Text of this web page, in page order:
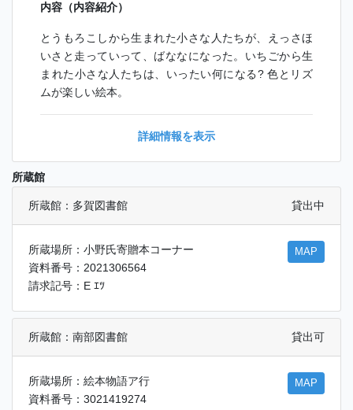
内容（内容紹介）
とうもろこしから生まれた小さな人たちが、えっさほ
いさと走っていって、ばななになった。いちごから生
まれた小さな人たちは、いったい何になる? 色とリズ
ムが楽しい絵本。
詳細情報を表示
所蔵館
所蔵館：多賀図書館 貸出中
所蔵場所：小野氏寄贈本コーナー
資料番号：2021306564
請求記号：E ｴﾂ
MAP
所蔵館：南部図書館 貸出可
所蔵場所：絵本物語ア行
資料番号：3021419274
MAP